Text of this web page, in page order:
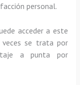
personal.
acceder a este
se trata por
a punta por